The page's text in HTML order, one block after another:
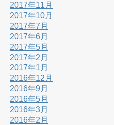
2017年11月
2017年10月
2017年7月
2017年6月
2017年5月
2017年2月
2017年1月
2016年12月
2016年9月
2016年5月
2016年3月
2016年2月